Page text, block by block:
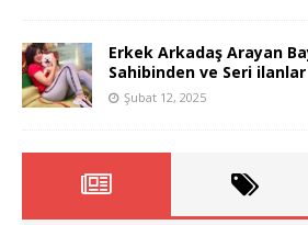
Erkek Arkadaş Arayan
Sahibinden ve Seri ilanlar
Şubat 12, 2025